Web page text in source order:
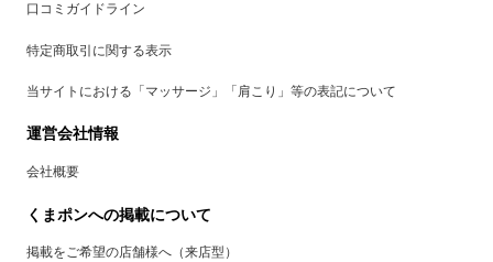
口コミガイドライン
特定商取引に関する表示
当サイトにおける「マッサージ」「肩こり」等の表記について
運営会社情報
会社概要
くまポンへの掲載について
掲載をご希望の店舗様へ（来店型）